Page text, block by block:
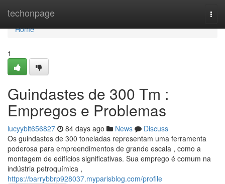
techonpage
Home
Home
1
Guindastes de 300 Tm :
Empregos e Problemas
lucyyblt656827 84 days ago News
Discuss
Os guindastes de 300 toneladas representam uma ferramenta
poderosa para empreendimentos de grande escala , como a
montagem de edifícios significativas. Sua emprego é comum na
indústria petroquímica ,
https://barrybbrp928037.myparisblog.com/profile